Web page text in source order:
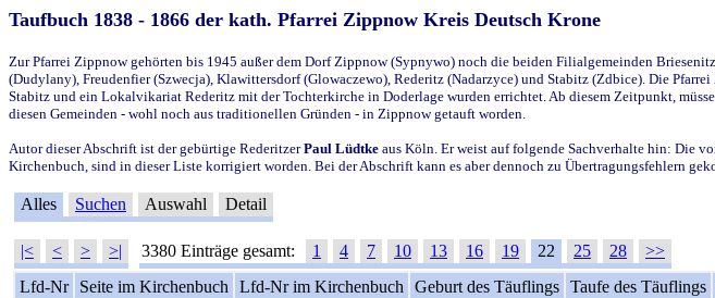
Taufbuch 1838 - 1866 der kath. Pfarrei Zippnow Kreis Deutsch Krone
Zur Pfarrei Zippnow gehörten bis 1945 außer dem Dorf Zippnow (Sypnywo) noch die beiden Filialgemeinden
(Dudylany), Freudenfier (Szwecja), Klawittersdorf (Glowaczewo), Rederitz (Nadarzyce) und Stabitz (Zdbice). Die
Stabitz und ein Lokalvikariat Rederitz mit der Tochterkirche in Doderlage wurden errichtet. Ab diesem Zeitpunkt,
diesen Gemeinden - wohl noch aus traditionellen Gründen - in Zippnow getauft worden.
Autor dieser Abschrift ist der gebürtige RederitzerPaul Lüdtke aus Köln. Er weist auf folgende Sachverhalte hin: Die
Kirchenbuch, sind in dieser Liste korrigiert worden. Bei der Abschrift kann es aber dennoch zu Übertragungsfehlern
Alles Suchen Auswahl Detail
|< < > >| 3380 Einträge gesamt: 1 4 7 10 13 16 19 22 25 28
>>
Lfd-Nr
Seite im Kirchenbuch Lfd-Nr im Kirchenbuch Geburt des Täuflings Taufe des Täuflings